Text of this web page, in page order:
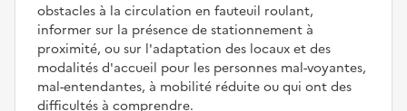
obstacles à la circulation en fauteuil roulant,
informer sur la présence de stationnement à
proximité, ou sur l'adaptation des locaux et des
modalités d'accueil pour les personnes mal-voyantes,
mal-entendantes, à mobilité réduite ou qui ont des
difficultés à comprendre.